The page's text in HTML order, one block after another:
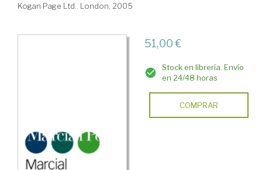
Kogan Page Ltd.. London, 2005
51,00 €
Stock en librería. Envío
en 24/48 horas
COMPRAR